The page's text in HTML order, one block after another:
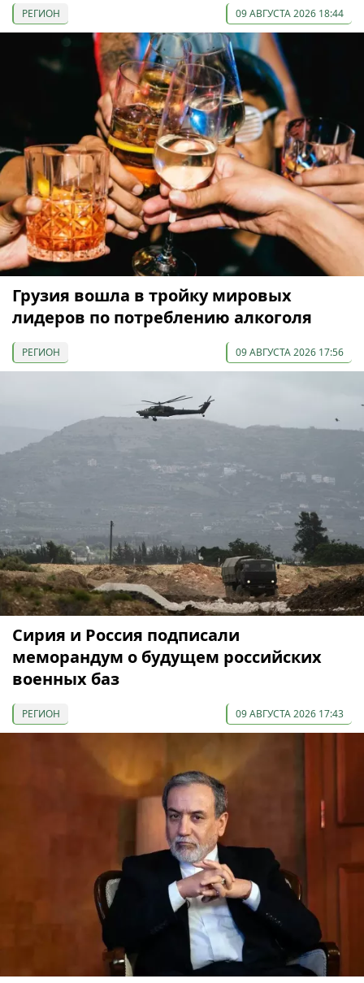
РЕГИОН 09 АВГУСТА 2026 18:44
Грузия вошла в тройку мировых
лидеров по потреблению алкоголя
РЕГИОН 09 АВГУСТА 2026 17:56
Сирия и Россия подписали
меморандум о будущем российских
военных баз
РЕГИОН 09 АВГУСТА 2026 17:43